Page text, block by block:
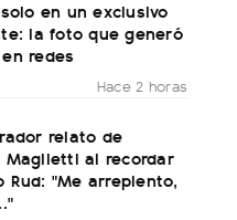
en un exclusivo
la foto que generó
redes
Hace 2 horas
relato de
Maglietti al recordar
Rud: "Me arrepiento,